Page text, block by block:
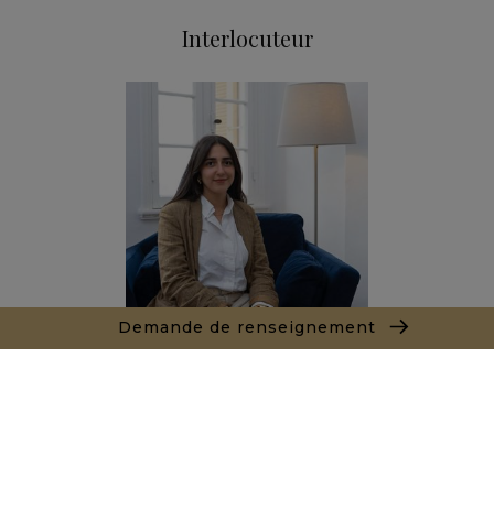
Demande de renseignement
Interlocuteur